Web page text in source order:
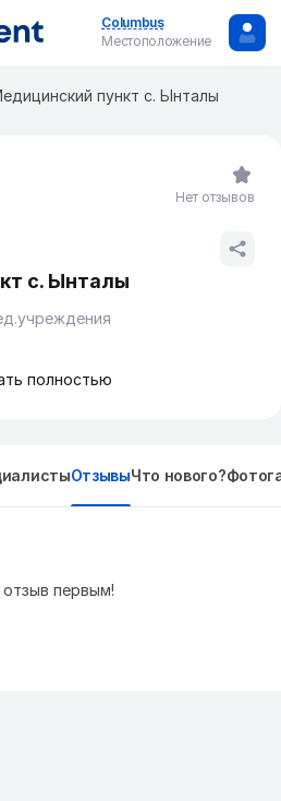
Columbus
Местоположение
пункт с. Ынталы
с. Ынталы
полностью
Нет отзывов
ОтзывыЧто нового?
первым!